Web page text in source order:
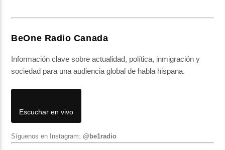
BeOne Radio Canada
Información clave sobre actualidad, política, inmigración y
sociedad para una audiencia global de habla hispana.
Escuchar en vivo
Síguenos en Instagram:@be1radio